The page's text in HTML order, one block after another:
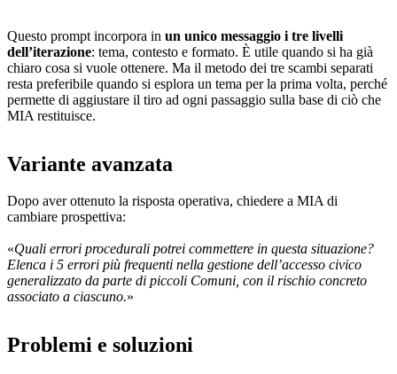
Questo prompt incorpora in un unico messaggio i tre livelli
dell’iterazione: tema, contesto e formato. È utile quando si ha già
chiaro cosa si vuole ottenere. Ma il metodo dei tre scambi separati
resta preferibile quando si esplora un tema per la prima volta, perché
permette di aggiustare il tiro ad ogni passaggio sulla base di ciò che
MIA restituisce.
Variante avanzata
Dopo aver ottenuto la risposta operativa, chiedere a MIA di
cambiare prospettiva:
«Quali errori procedurali potrei commettere in questa situazione?
Elenca i 5 errori più frequenti nella gestione dell’accesso civico
generalizzato da parte di piccoli Comuni, con il rischio concreto
associato a ciascuno.»
Problemi e soluzioni